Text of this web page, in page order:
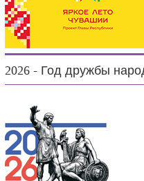
2026 - Год дружбы